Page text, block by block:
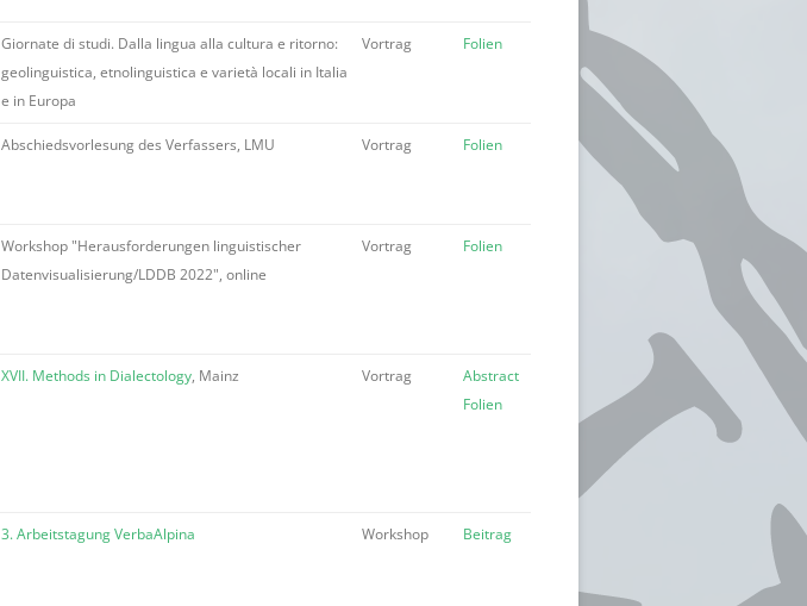
Giornate di studi. Dalla lingua alla cultura e ritorno:
geolinguistica, etnolinguistica e varietà locali in Italia
e in Europa
Vortrag Folien
Abschiedsvorlesung des Verfassers, LMU Vortrag Folien
Workshop "Herausforderungen linguistischer
Datenvisualisierung/LDDB 2022", online
Vortrag Folien
XVII. Methods in Dialectology, Mainz Vortrag
Abstract
Folien
3. Arbeitstagung VerbaAlpina Workshop Beitrag